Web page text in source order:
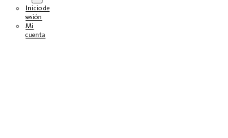
Inicio de
sesión
Mi
cuenta